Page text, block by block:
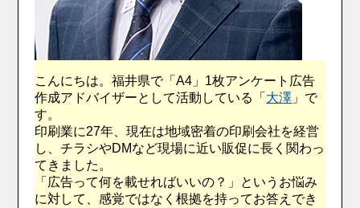
こんにちは。福井県で「A4」1枚アンケート広告
作成アドバイザーとして活動している「 大澤 」で
す。
印刷業に27年、現在は地域密着の印刷会社を経営
し、チラシやDMなど現場に近い販促に長く関わっ
てきました。
「広告って何を載せればいいの？」というお悩み
に対して、感覚ではなく根拠を持ってお答えでき